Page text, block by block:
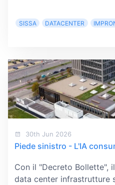
SISSA DATACENTER
30th Jun 2026
Piede sinistro - L'IA
Con il "Decreto Bollette",
data center infrastrutture